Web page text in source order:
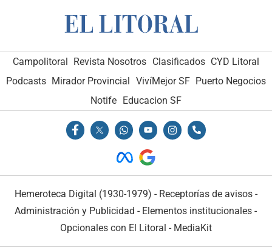
Campolitoral Revista Nosotros Clasificados CYD Litoral
Podcasts Mirador Provincial VivíMejor SF Puerto Negocios
Notife
Educacion SF
Hemeroteca Digital (1930-1979) - Receptorías de avisos -
Administración y Publicidad - Elementos institucionales -
Opcionales con El Litoral - MediaKit